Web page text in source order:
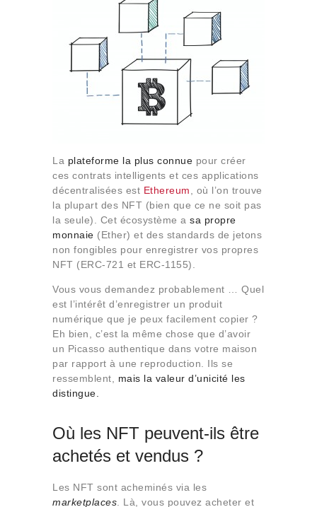
La plateforme la plus connue pour créer
ces contrats intelligents et ces applications
décentralisées est Ethereum , où l’on trouve
la plupart des NFT (bien que ce ne soit pas
la seule). Cet écosystème a sa propre
monnaie (Ether) et des standards de jetons
non fongibles pour enregistrer vos propres
NFT (ERC-721 et ERC-1155).
Vous vous demandez probablement … Quel
est l’intérêt d’enregistrer un produit
numérique que je peux facilement copier ?
Eh bien, c’est la même chose que d’avoir
un Picasso authentique dans votre maison
par rapport à une reproduction. Ils se
ressemblent, mais la valeur d’unicité les
distingue.
Où les NFT peuvent-ils être
achetés et vendus ?
Les NFT sont acheminés via les
marketplaces . Là, vous pouvez acheter et